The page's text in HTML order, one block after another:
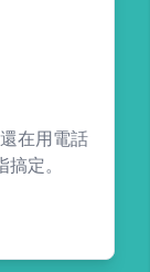
在用電話
定。